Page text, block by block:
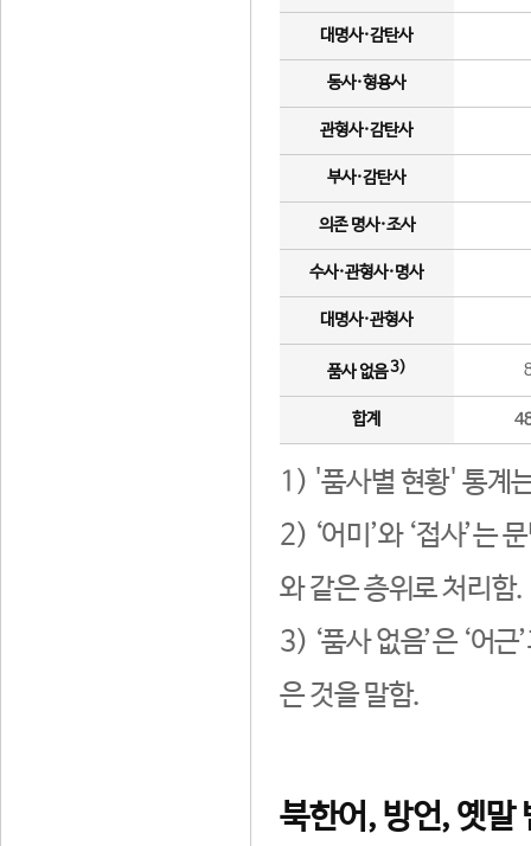
대명사·감탄사
동사·형용사
관형사·감탄사
부사·감탄사
의존 명사·조사
수사·관형사·명사
대명사·관형사
품사 없음3)
합계
1) '품사별 현황' 통계
2) ‘어미’와 ‘접사’는
와 같은 층위로 처리함.
3) ‘품사 없음’은 ‘어
은 것을 말함.
북한어, 방언, 옛말